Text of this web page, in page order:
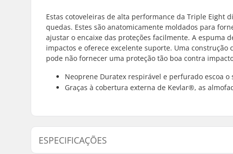
Estas cotoveleiras de alta performance da Triple Eight
quedas. Estes são anatomicamente moldados para
ajustar o encaixe das proteções facilmente. A espuma
impactos e oferece excelente suporte. Uma
pode não fornecer uma proteção tão boa contra
Neoprene Duratex respirável e perfurado escoa
Graças à cobertura externa de Kevlar®, as
ESPECIFICAÇÕES